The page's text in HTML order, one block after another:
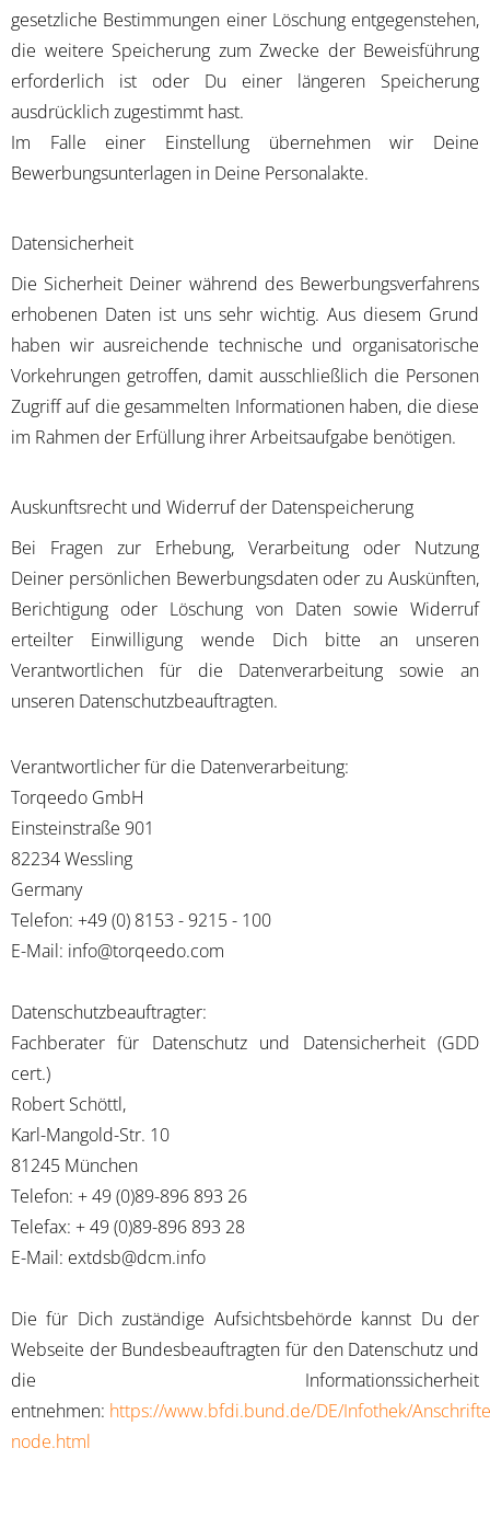
gesetzliche Bestimmungen einer Löschung entgegenstehen,
die weitere Speicherung zum Zwecke der Beweisführung
erforderlich ist oder Du einer längeren Speicherung
ausdrücklich zugestimmt hast.
Im Falle einer Einstellung übernehmen wir Deine
Bewerbungsunterlagen in Deine Personalakte.
Datensicherheit
Die Sicherheit Deiner während des Bewerbungsverfahrens
erhobenen Daten ist uns sehr wichtig. Aus diesem Grund
haben wir ausreichende technische und organisatorische
Vorkehrungen getroffen, damit ausschließlich die Personen
Zugriff auf die gesammelten Informationen haben, die diese
im Rahmen der Erfüllung ihrer Arbeitsaufgabe benötigen.
Auskunftsrecht und Widerruf der Datenspeicherung
Bei Fragen zur Erhebung, Verarbeitung oder Nutzung
Deiner persönlichen Bewerbungsdaten oder zu Auskünften,
Berichtigung oder Löschung von Daten sowie Widerruf
erteilter Einwilligung wende Dich bitte an unseren
Verantwortlichen für die Datenverarbeitung sowie an
unseren Datenschutzbeauftragten.
Verantwortlicher für die Datenverarbeitung:
Torqeedo GmbH
Einsteinstraße 901
82234 Wessling
Germany
Telefon: +49 (0) 8153 - 9215 - 100
E-Mail: info@torqeedo.com
Datenschutzbeauftragter:
Fachberater für Datenschutz und Datensicherheit (GDD
cert.)
Robert Schöttl,
Karl-Mangold-Str. 10
81245 München
Telefon: + 49 (0)89-896 893 26
Telefax: + 49 (0)89-896 893 28
E-Mail: extdsb@dcm.info
Die für Dich zuständige Aufsichtsbehörde kannst Du der
Webseite der Bundesbeauftragten für den Datenschutz und
die Informationssicherheit
entnehmen: https://www.bfdi.bund.de/DE/Infothek/
node.html